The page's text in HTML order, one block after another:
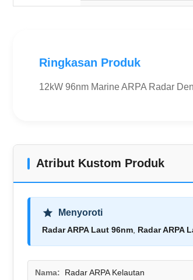
Ringkasan Produk
12kW 96nm Marine ARPA Radar
Atribut Kustom Produk
Menyoroti
Radar ARPA Laut 96nm Radar ARPA
Nama: Radar ARPA Kelautan